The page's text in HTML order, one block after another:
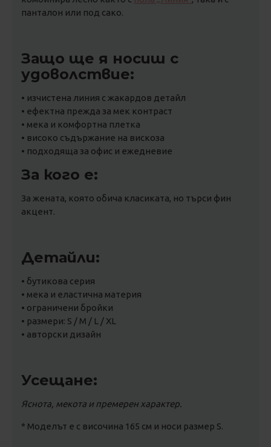
панталон или под сако.
Защо ще я носиш с
удоволствие:
• изчистена линия с жакардов детайл
• ефектна прежда за мек контраст
• мека и комфортна плетка
• високо съдържание на вискоза
• подходяща за офис и ежедневие
За кого е:
За жената, която обича класиката, но търси фин
акцент.
Детайли:
• бутикова серия
• мека и еластична материя
• ограничени бройки
• размери: S / M / L / XL
• авторски дизайн
Усещане:
Яснота, мекота и премерен характер.
* Моделът е с височина 165 см и носи размер S.